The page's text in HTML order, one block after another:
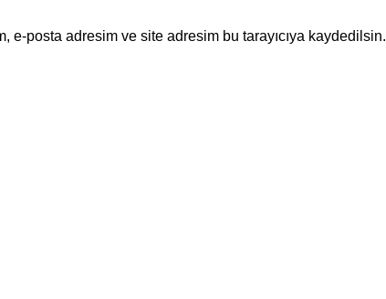
e-posta adresim ve site adresim bu tarayıcıya kaydedilsin.